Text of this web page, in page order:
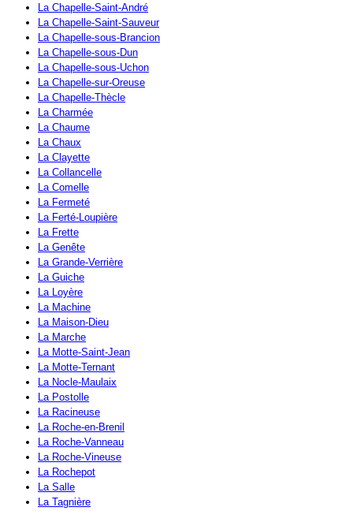
La Chapelle-Saint-André
La Chapelle-Saint-Sauveur
La Chapelle-sous-Brancion
La Chapelle-sous-Dun
La Chapelle-sous-Uchon
La Chapelle-sur-Oreuse
La Chapelle-Thècle
La Charmée
La Chaume
La Chaux
La Clayette
La Collancelle
La Comelle
La Fermeté
La Ferté-Loupière
La Frette
La Genête
La Grande-Verrière
La Guiche
La Loyère
La Machine
La Maison-Dieu
La Marche
La Motte-Saint-Jean
La Motte-Ternant
La Nocle-Maulaix
La Postolle
La Racineuse
La Roche-en-Brenil
La Roche-Vanneau
La Roche-Vineuse
La Rochepot
La Salle
La Tagnière